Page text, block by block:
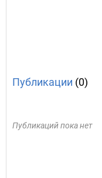
Публикации (0)
Публикаций пока нет